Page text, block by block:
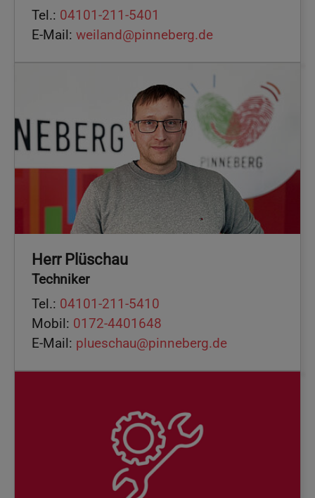
Tel.: 04101-211-5401
E-Mail: weiland@pinneberg.de
Herr Plüschau
Techniker
Tel.: 04101-211-5410
Mobil: 0172-4401648
E-Mail: plueschau@pinneberg.de